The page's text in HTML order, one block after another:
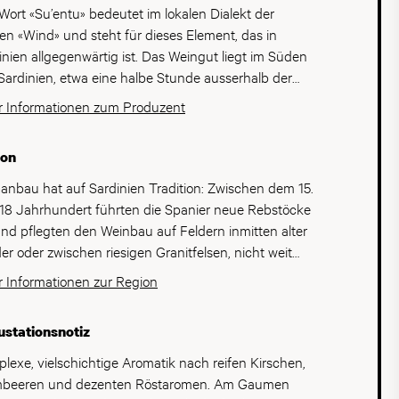
«Su’entu» bedeutet im lokalen Dialekt der
«Wind» und steht für dieses Element, das in
ist. Das Weingut liegt im Süden
etwa eine halbe Stunde ausserhalb der
Cagliari. Su‘entu ist der verwirklichte Traum
Pilloni, von seinen Freunden «Tore»
und hat sein Geld mit dem Aufbau einer
Kette gemacht. Mit gut 60 Jahren ist er
noch einmal durchgestartet und hat einen kargen
mit 80 Hektaren Land und einigen Reben darauf
Innert weniger Jahre hat er nun den
Kellerei entstehen lassen. Tore hat sich nicht
drei Kinder mit dem «Wein-Virus» angesteckt.
Nicola kümmert sich mit Leidenschaft um die
seine Töchter Valleria und Roberta zeichnen für
Informationen zum Produzent
hat auf Sardinien Tradition: Zwischen dem 15.
Jahrhundert führten die Spanier neue Rebstöcke
pflegten den Weinbau auf Feldern inmitten alter
oder zwischen riesigen Granitfelsen, nicht weit
azurblauen Meer entfernt. Auf einer Fläche von
Hektaren wird hier vor allem der berühmte rote
Vermentino.
Informationen zur Region
vielschichtige Aromatik nach reifen Kirschen,
und dezenten Röstaromen. Am Gaumen